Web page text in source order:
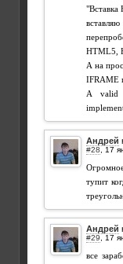
"Вставка
HTML5,
А на
IFRAME
A valid
Андрей
#28
тупит
Андрей
#29
все